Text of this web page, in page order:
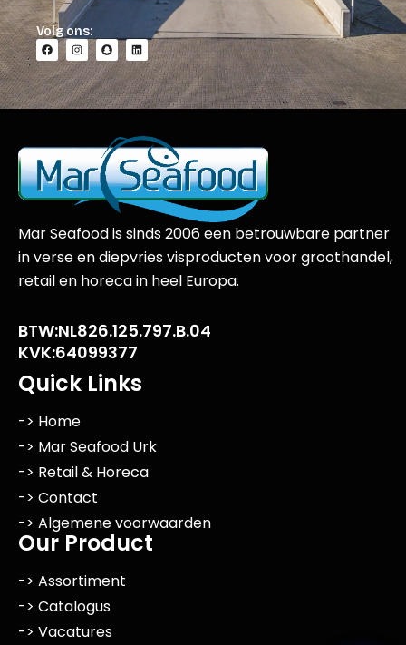
Volg ons:
Mar Seafood is sinds 2006 een betrouwbare partner
in verse en diepvries visproducten voor groothandel,
retail en horeca in heel Europa.
BTW:NL826.125.797.B.04
KVK:64099377
Quick Links
-> Home
-> Mar Seafood Urk
-> Retail & Horeca
-> Contact
-> Algemene voorwaarden
Our Product
-> Assortiment
-> Catalogus
-> Vacatures